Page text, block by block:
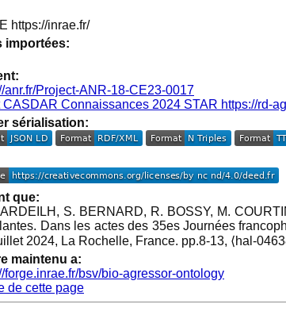
https://inrae.fr/
importées:
anr.fr/Project-ANR-18-CE23-0017
CASDAR Connaissances 2024 STAR https://rd-
sérialisation:
que:
S. BERNARD, R. BOSSY, M.
Dans les actes des 35es Journées
2024, La Rochelle, France. pp.8-13, ⟨hal-
maintenu a:
forge.inrae.fr/bsv/bio-agressor-ontology
de cette page